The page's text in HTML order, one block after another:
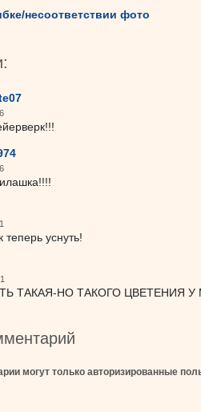
несоответствии фото
уснуть!
ТАКАЯ-НО ТАКОГО ЦВЕТЕНИЯ
могут только авторизированные